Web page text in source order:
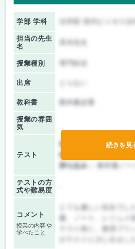
学部 学科
担当の先生
名
授業種別
出席
教科書 教科書必要
授業の雰囲
気
テスト
前期/中間：
テストのみ
後期/期末：
持ち込み：
教科書ノー
テストの方
式や難易度
コメント
授業の内容や
学べたこと
とても優しい先生でし
書、ノート、レジュメ
続きを見